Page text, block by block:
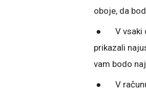
oboje, da
● V vsaki
prikazali
vam bodo
● V računu